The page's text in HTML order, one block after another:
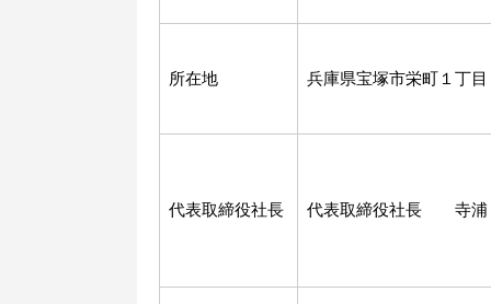
所在地 兵庫県宝塚市栄町１丁
代表取締役社長 代表取締役社長 寺